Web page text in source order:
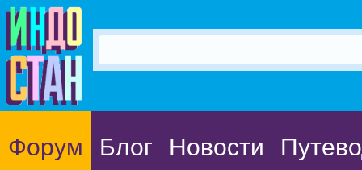
Форум Блог Новости